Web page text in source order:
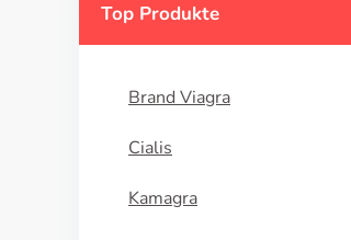
Top Produkte
Brand Viagra
Cialis
Kamagra